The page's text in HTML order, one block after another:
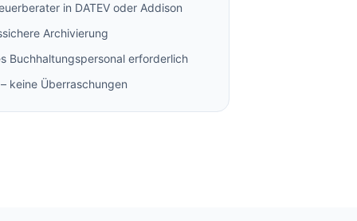
in DATEV oder Addison
Archivierung
Buchhaltungspersonal erforderlich
keine Überraschungen